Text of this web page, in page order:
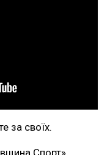
за своїх.
Спорт»